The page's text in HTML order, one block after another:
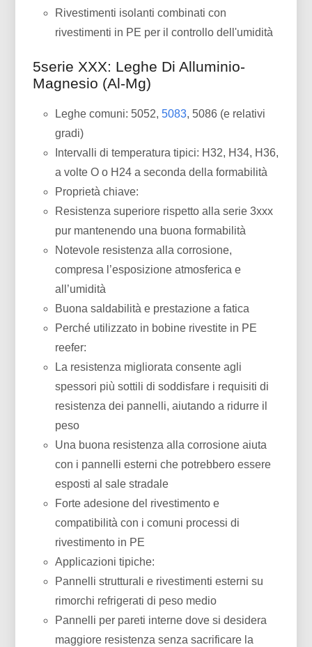
Rivestimenti isolanti combinati con
rivestimenti in PE per il controllo dell'umidità
5serie XXX: Leghe Di Alluminio-
Magnesio (Al-Mg)
Leghe comuni: 5052,5083, 5086 (e relativi
gradi)
Intervalli di temperatura tipici: H32, H34, H36,
a volte O o H24 a seconda della formabilità
Proprietà chiave:
Resistenza superiore rispetto alla serie 3xxx
pur mantenendo una buona formabilità
Notevole resistenza alla corrosione,
compresa l’esposizione atmosferica e
all’umidità
Buona saldabilità e prestazione a fatica
Perché utilizzato in bobine rivestite in PE
reefer:
La resistenza migliorata consente agli
spessori più sottili di soddisfare i requisiti di
resistenza dei pannelli, aiutando a ridurre il
peso
Una buona resistenza alla corrosione aiuta
con i pannelli esterni che potrebbero essere
esposti al sale stradale
Forte adesione del rivestimento e
compatibilità con i comuni processi di
rivestimento in PE
Applicazioni tipiche:
Pannelli strutturali e rivestimenti esterni su
rimorchi refrigerati di peso medio
Pannelli per pareti interne dove si desidera
maggiore resistenza senza sacrificare la